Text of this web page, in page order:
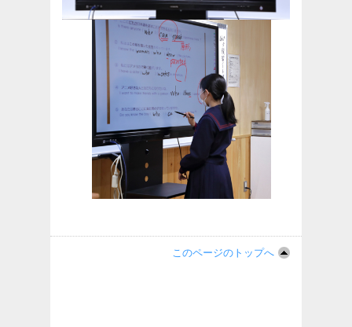
このページのトップへ